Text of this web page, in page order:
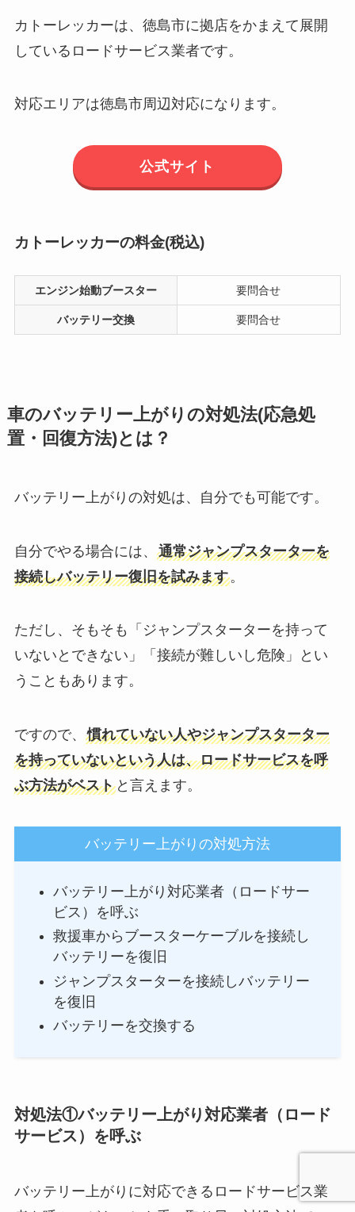
カトーレッカーは、徳島市に拠店をかまえて展開
しているロードサービス業者です。
対応エリアは徳島市周辺対応になります。
公式サイト
カトーレッカーの料金(税込)
エンジン始動ブースター 要問合せ
バッテリー交換 要問合せ
車のバッテリー上がりの対処法(応急処
置・回復方法)とは？
バッテリー上がりの対処は、自分でも可能です。
自分でやる場合には、 通常ジャンプスターターを
接続しバッテリー復旧を試みます。
ただし、そもそも「ジャンプスターターを持って
いないとできない」「接続が難しいし危険」とい
うこともあります。
ですので、 慣れていない人やジャンプスターター
を持っていないという人は、ロードサービスを呼
ぶ方法がベストと言えます。
バッテリー上がりの対処方法
バッテリー上がり対応業者（ロードサー
ビス）を呼ぶ
救援車からブースターケーブルを接続し
バッテリーを復旧
ジャンプスターターを接続しバッテリー
を復旧
バッテリーを交換する
対処法①バッテリー上がり対応業者（ロード
サービス）を呼ぶ
バッテリー上がりに対応できるロードサービス業